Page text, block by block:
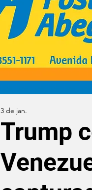
Trump
3 de jan.